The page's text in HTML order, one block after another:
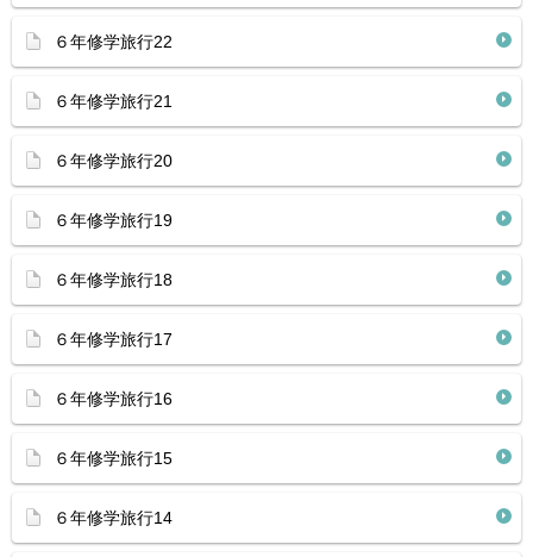
６年修学旅行22
６年修学旅行21
６年修学旅行20
６年修学旅行19
６年修学旅行18
６年修学旅行17
６年修学旅行16
６年修学旅行15
６年修学旅行14